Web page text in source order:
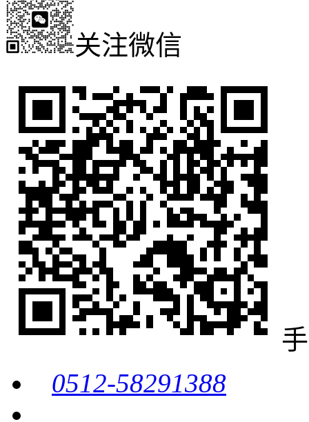
关注微信
0512-58291388